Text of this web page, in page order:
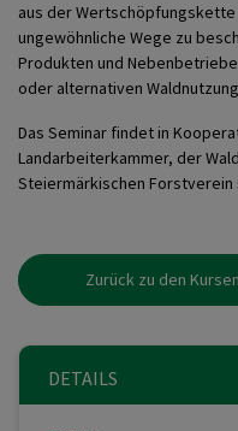
aus der
ungewöhnliche Wege zu
Produkten und
oder alternativen
Das Seminar findet in
Landarbeiterkammer, der
Steiermärkischen Forstverein
Zurück zu den Kursen
DETAILS